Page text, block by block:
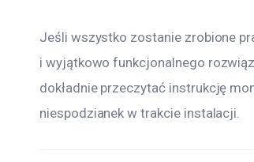
Jeśli wszystko zostanie zrobione
i wyjątkowo funkcjonalnego
dokładnie przeczytać instrukcję
niespodzianek w trakcie instalacji.